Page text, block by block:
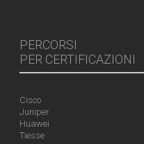
PERCORSI
PER CERTIFICAZIONI
Cisco
Juniper
Huawei
Tiesse